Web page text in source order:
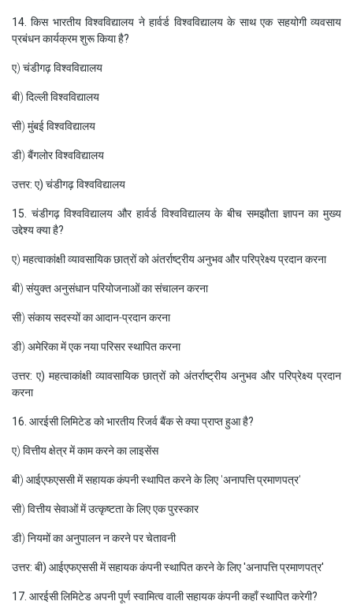
14. किस भारतीय विश्वविद्यालय ने हार्वर्ड विश्वविद्यालय के साथ एक सहयोगी व्यवसाय
प्रबंधन कार्यक्रम शुरू किया है?
ए) चंडीगढ़ विश्वविद्यालय
बी) दिल्ली विश्वविद्यालय
सी) मुंबई विश्वविद्यालय
डी) बैंगलोर विश्वविद्यालय
उत्तर: ए) चंडीगढ़ विश्वविद्यालय
15. चंडीगढ़ विश्वविद्यालय और हार्वर्ड विश्वविद्यालय के बीच समझौता ज्ञापन का मुख्य
उद्देश्य क्या है?
ए) महत्वाकांक्षी व्यावसायिक छात्रों को अंतर्राष्ट्रीय अनुभव और परिप्रेक्ष्य प्रदान करना
बी) संयुक्त अनुसंधान परियोजनाओं का संचालन करना
सी) संकाय सदस्यों का आदान-प्रदान करना
डी) अमेरिका में एक नया परिसर स्थापित करना
उत्तर: ए) महत्वाकांक्षी व्यावसायिक छात्रों को अंतर्राष्ट्रीय अनुभव और परिप्रेक्ष्य प्रदान
करना
16. आरईसी लिमिटेड को भारतीय रिजर्व बैंक से क्या प्राप्त हुआ है?
ए) वित्तीय क्षेत्र में काम करने का लाइसेंस
बी) आईएफएससी में सहायक कंपनी स्थापित करने के लिए 'अनापत्ति प्रमाणपत्र'
सी) वित्तीय सेवाओं में उत्कृष्टता के लिए एक पुरस्कार
डी) नियमों का अनुपालन न करने पर चेतावनी
उत्तर: बी) आईएफएससी में सहायक कंपनी स्थापित करने के लिए 'अनापत्ति प्रमाणपत्र'
17. आरईसी लिमिटेड अपनी पूर्ण स्वामित्व वाली सहायक कंपनी कहाँ स्थापित करेगी?